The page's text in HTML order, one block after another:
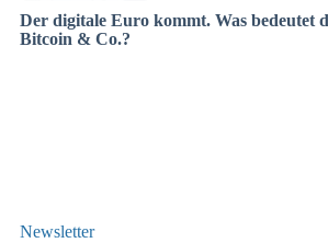
Der digitale Euro kommt. Was bedeutet
Bitcoin & Co.?
Newsletter